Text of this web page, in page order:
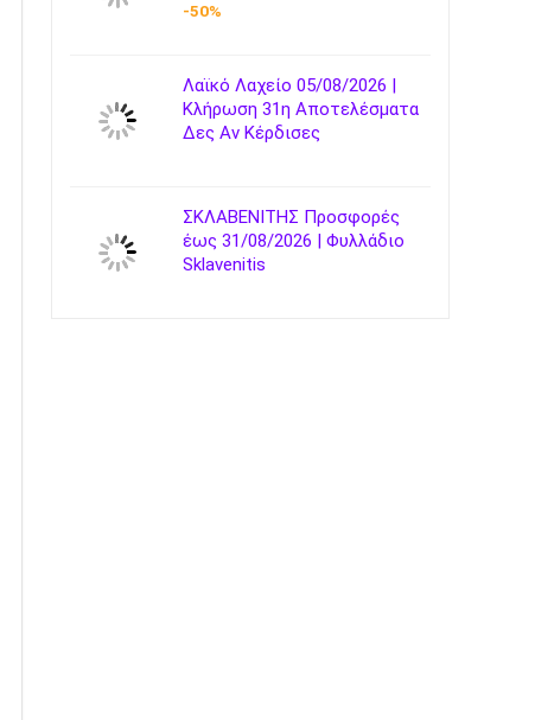
-50%
Λαϊκό Λαχείο 05/08/2026 |
Κλήρωση 31η Αποτελέσματα
Δες Αν Κέρδισες
ΣΚΛΑΒΕΝΙΤΗΣ Προσφορές
έως 31/08/2026 | Φυλλάδιο
Sklavenitis